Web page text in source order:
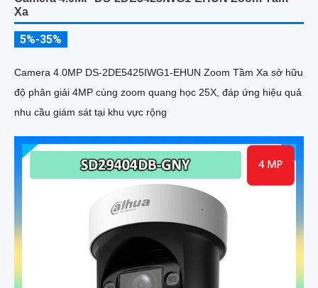
Xa
5%-35%
Camera 4.0MP DS-2DE5425IWG1-EHUN Zoom Tầm Xa sở hữu
độ phân giải 4MP cùng zoom quang học 25X, đáp ứng hiệu quả
nhu cầu giám sát tại khu vực rộng